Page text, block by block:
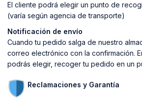
El cliente podrá elegir un punto de
(varía según agencia de transporte)
Notificación de envío
Cuando tu pedido salga de nuestro
correo electrónico con la confirmación.
podrás elegir, recoger tu pedido en un
Reclamaciones y Garantía